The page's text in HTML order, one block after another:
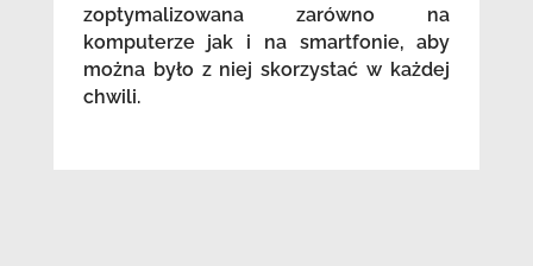
zoptymalizowana zarówno na
komputerze jak i na smartfonie, aby
można było z niej skorzystać w każdej
chwili.